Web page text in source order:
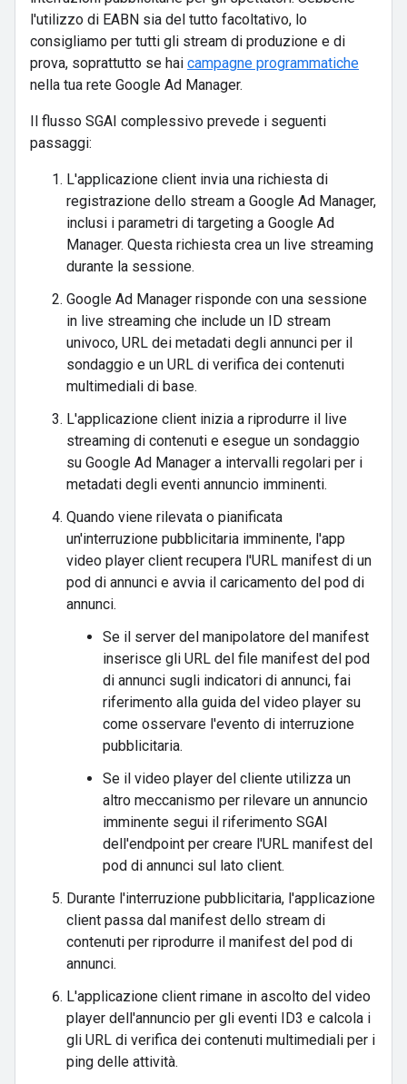
l'utilizzo di EABN sia del tutto facoltativo, lo
consigliamo per tutti gli stream di produzione e di
prova, soprattutto se hai campagne programmatiche
nella tua rete Google Ad Manager.
Il flusso SGAI complessivo prevede i seguenti
passaggi:
L'applicazione client invia una richiesta di
registrazione dello stream a Google Ad Manager,
inclusi i parametri di targeting a Google Ad
Manager. Questa richiesta crea un live streaming
durante la sessione.
Google Ad Manager risponde con una sessione
in live streaming che include un ID stream
univoco, URL dei metadati degli annunci per il
sondaggio e un URL di verifica dei contenuti
multimediali di base.
L'applicazione client inizia a riprodurre il live
streaming di contenuti e esegue un sondaggio
su Google Ad Manager a intervalli regolari per i
metadati degli eventi annuncio imminenti.
Quando viene rilevata o pianificata
un'interruzione pubblicitaria imminente, l'app
video player client recupera l'URL manifest di un
pod di annunci e avvia il caricamento del pod di
annunci.
Se il server del manipolatore del manifest
inserisce gli URL del file manifest del pod
di annunci sugli indicatori di annunci, fai
riferimento alla guida del video player su
come osservare l'evento di interruzione
pubblicitaria.
Se il video player del cliente utilizza un
altro meccanismo per rilevare un annuncio
imminente segui il riferimento SGAI
dell'endpoint per creare l'URL manifest del
pod di annunci sul lato client.
Durante l'interruzione pubblicitaria, l'applicazione
client passa dal manifest dello stream di
contenuti per riprodurre il manifest del pod di
annunci.
L'applicazione client rimane in ascolto del video
player dell'annuncio per gli eventi ID3 e calcola i
gli URL di verifica dei contenuti multimediali per i
ping delle attività.